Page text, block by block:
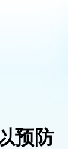
预防